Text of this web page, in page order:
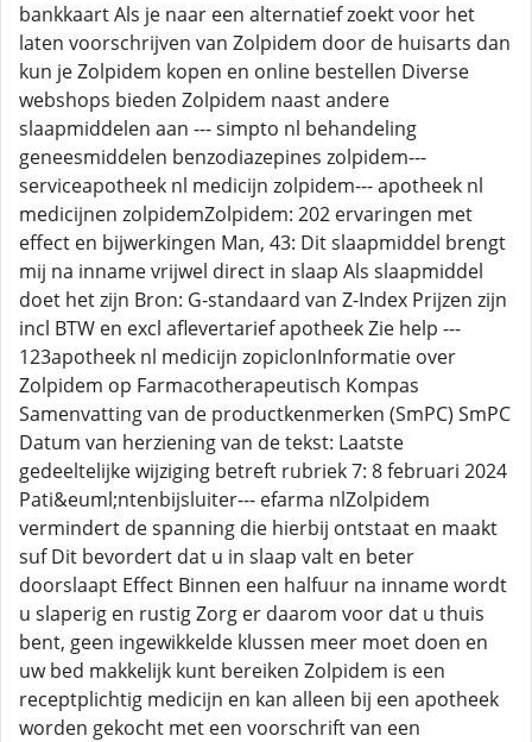
bankkaart Als je naar een alternatief zoekt voor het
laten voorschrijven van Zolpidem door de huisarts dan
kun je Zolpidem kopen en online bestellen Diverse
webshops bieden Zolpidem naast andere
slaapmiddelen aan --- simpto nl behandeling
geneesmiddelen benzodiazepines zolpidem---
serviceapotheek nl medicijn zolpidem--- apotheek nl
medicijnen zolpidemZolpidem: 202 ervaringen met
effect en bijwerkingen Man, 43: Dit slaapmiddel brengt
mij na inname vrijwel direct in slaap Als slaapmiddel
doet het zijn Bron: G-standaard van Z-Index Prijzen zijn
incl BTW en excl aflevertarief apotheek Zie help ---
123apotheek nl medicijn zopiclonInformatie over
Zolpidem op Farmacotherapeutisch Kompas
Samenvatting van de productkenmerken (SmPC) SmPC
Datum van herziening van de tekst: Laatste
gedeeltelijke wijziging betreft rubriek 7: 8 februari 2024
Pati&euml;ntenbijsluiter--- efarma nlZolpidem
vermindert de spanning die hierbij ontstaat en maakt
suf Dit bevordert dat u in slaap valt en beter
doorslaapt Effect Binnen een halfuur na inname wordt
u slaperig en rustig Zorg er daarom voor dat u thuis
bent, geen ingewikkelde klussen meer moet doen en
uw bed makkelijk kunt bereiken Zolpidem is een
receptplichtig medicijn en kan alleen bij een apotheek
worden gekocht met een voorschrift van een